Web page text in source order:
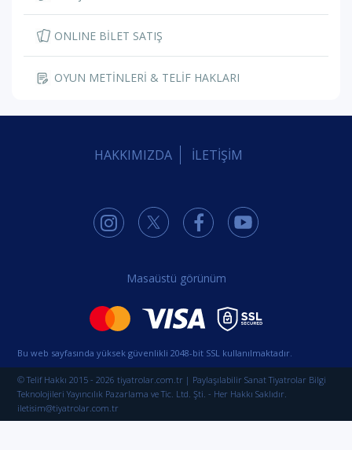
ONLINE BİLET SATIŞ
OYUN METİNLERİ & TELİF HAKLARI
HAKKIMIZDA İLETİŞİM
Masaüstü görünüm
Bu web sayfasında yüksek güvenlikli 2048-bit SSL kullanılmaktadır.
© Telif Hakkı 2015 - 2026 tiyatrolar.com.tr | Paylaşılabilir Sanat Tiyatrolar Bilgi
Teknolojileri Yayıncılık Pazarlama ve Tic. Ltd. Şti. - Her Hakkı Saklıdır.
iletisim@tiyatrolar.com.tr